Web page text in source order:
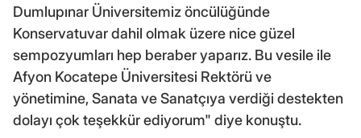
Dumlupınar Üniversitemiz öncülüğünde
Konservatuvar dahil olmak üzere nice güzel
sempozyumları hep beraber yaparız. Bu vesile ile
Afyon Kocatepe Üniversitesi Rektörü ve
yönetimine, Sanata ve Sanatçıya verdiği destekten
dolayı çok teşekkür ediyorum" diye konuştu.